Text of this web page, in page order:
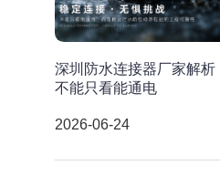
深圳防水连接器厂家解析
不能只看能通电
2026-06-24